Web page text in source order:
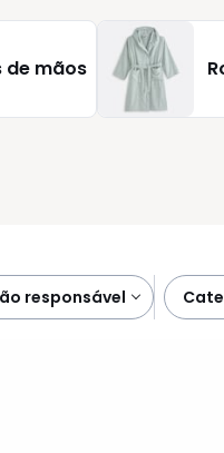
de mãos
responsável